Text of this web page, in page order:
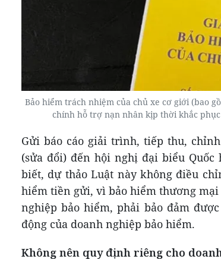
Bảo hiểm trách nhiệm của chủ xe cơ giới (bao
chính hỗ trợ nạn nhân kịp thời khắc
Gửi báo cáo giải trình, tiếp thu,
(sửa đổi) đến hội nghị đại biểu Quốc
biết, dự thảo Luật này không điều
hiểm tiền gửi, vì bảo hiểm thương
nghiệp bảo hiểm, phải bảo đảm
động của doanh nghiệp bảo hiểm.
Không nên quy định riêng cho